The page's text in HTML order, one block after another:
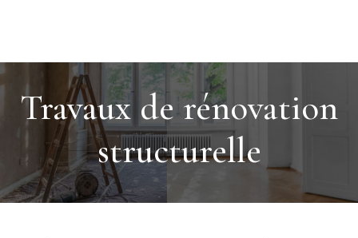
Travaux de rénovation
structurelle